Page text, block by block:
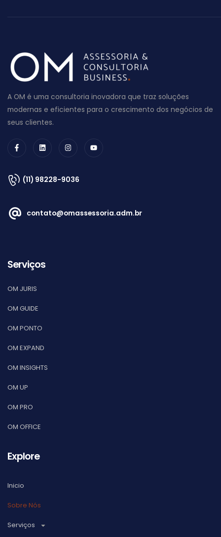
A OM é uma consultoria inovadora que traz soluções
modernas e eficientes para o crescimento dos negócios de
seus clientes.
(11) 98228-9036
contato@omassessoria.adm.br
Serviços
OM JURIS
OM GUIDE
OM PONTO
OM EXPAND
OM INSIGHTS
OM UP
OM PRO
OM OFFICE
Explore
Inicio
Sobre Nós
Serviços